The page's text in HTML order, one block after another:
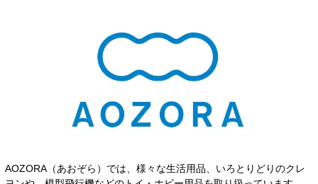
AOZORA（あおぞら）では、様々な生活用品、いろとりどりのクレ